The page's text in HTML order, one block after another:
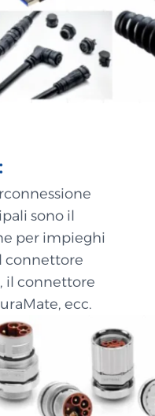
sono il
per impieghi
connettore
il connettore
ecc.